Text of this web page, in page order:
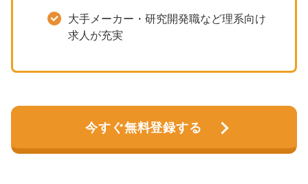
大手メーカー・研究開発職など理系向け
求人が充実
今すぐ無料登録する